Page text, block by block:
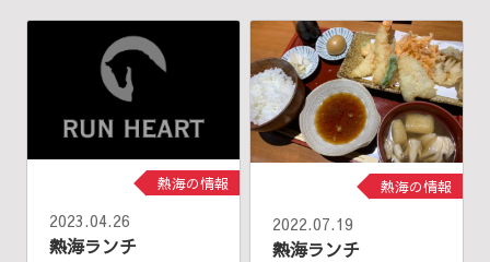
熱海の情報
2023.04.26
熱海ランチ
熱海の情報
2022.07.19
熱海ランチ